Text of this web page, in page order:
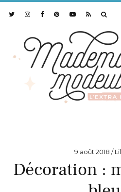
9 août 2018
Décoration :